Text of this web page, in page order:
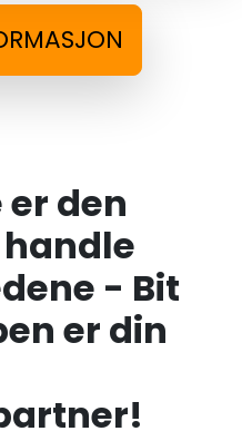
den
- Bit
er din